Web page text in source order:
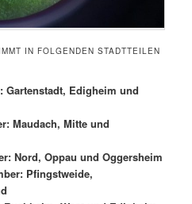
IN FOLGENDEN STADTTEILEN
Gartenstadt, Edigheim und
Maudach, Mitte und
Nord, Oppau und Oggersheim
Pfingstweide,